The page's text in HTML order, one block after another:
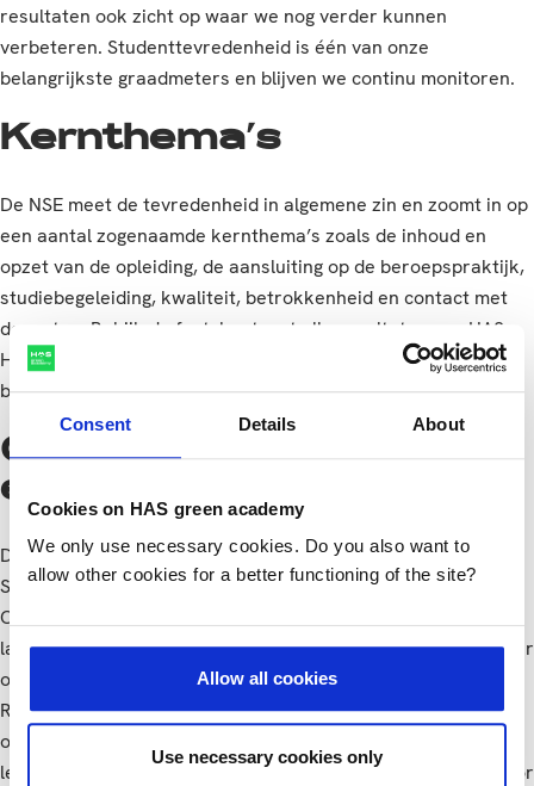
Consent Details About
Cookies on HAS green academy
We only use necessary cookies. Do you also want to
allow other cookies for a better functioning of the site?
Allow all cookies
Use necessary cookies only
resultaten ook zicht op waar we nog verder kunnen
verbeteren. Studenttevredenheid is één van onze
belangrijkste graadmeters en blijven we continu monitoren.
Kernthema’s
De NSE meet de tevredenheid in algemene zin en zoomt in op
een aantal zogenaamde kernthema’s zoals de inhoud en
opzet van de opleiding, de aansluiting op de beroepspraktijk,
studiebegeleiding, kwaliteit, betrokkenheid en contact met
docenten. Bekijk de factsheet met alle resultaten van HAS
Hogeschool. Op het
zijn alle gegevens zelf te
bekijken en vergelijken.
Over Studiekeuze123
en de NSE
De NSE wordt jaarlijks georganiseerd door Stichting
Studiekeuze123 in opdracht van het Ministerie van
Onderwijs, Cultuur en Wetenschap. Het is een grootschalig
landelijk onderzoek dat de mening van studenten in het hoger
onderwijs meet over hun opleiding en onderwijsinstelling.
Ruim 330.000 hbo- en wo-studenten van 72
onderwijsinstellingen gaven dit jaar hun mening. Daarmee
levert de NSE informatie op voor zowel studiekiezers als voor